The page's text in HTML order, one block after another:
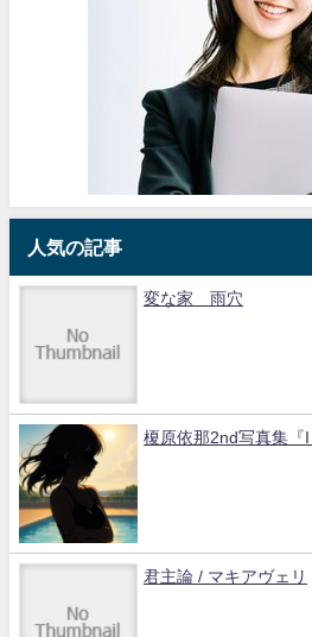
人気の記事
変な家 雨穴
榎原依那2nd写真集『
君主論 / マキアヴェリ